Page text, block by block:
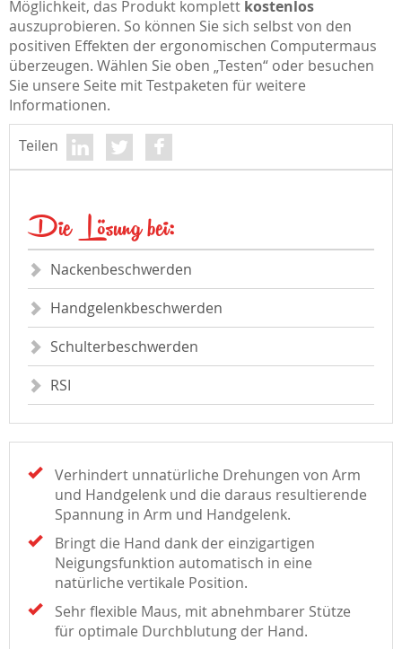
Möglichkeit, das Produkt komplett kostenlos
auszuprobieren. So können Sie sich selbst von den
positiven Effekten der ergonomischen Computermaus
überzeugen. Wählen Sie oben „Testen“ oder besuchen
Sie unsere Seite mit Testpaketen für weitere
Informationen.
Teilen
Die Lösung bei:
Nackenbeschwerden
Handgelenkbeschwerden
Schulterbeschwerden
RSI
Verhindert unnatürliche Drehungen von Arm
und Handgelenk und die daraus resultierende
Spannung in Arm und Handgelenk.
Bringt die Hand dank der einzigartigen
Neigungsfunktion automatisch in eine
natürliche vertikale Position.
Sehr flexible Maus, mit abnehmbarer Stütze
für optimale Durchblutung der Hand.